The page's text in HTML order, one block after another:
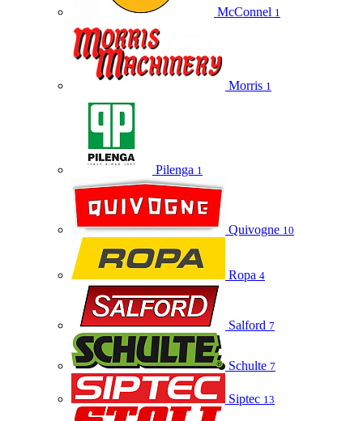
McConnel 1
Morris 1
Pilenga 1
Quivogne 10
Ropa 4
Salford 7
Schulte 7
Siptec 13